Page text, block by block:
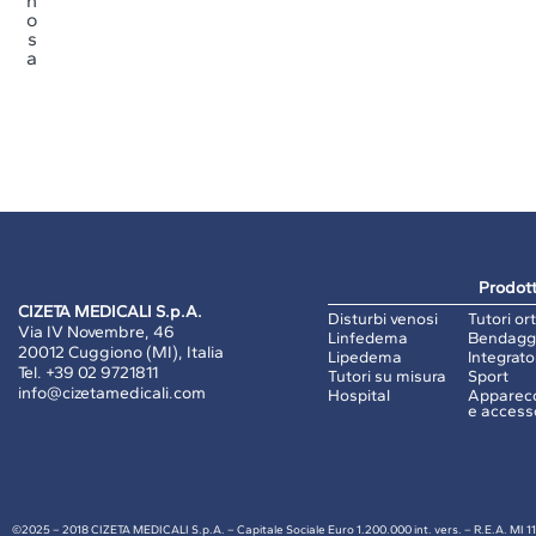
o
s
a
CIZETA MEDICALI S.p.A.
Via IV Novembre, 46
20012 Cuggiono (MI), Italia
Tel. +39 02 9721811
info@cizetamedicali.com
Disturbi venosi
Linfedema
Lipedema
Tutori su misura
Hospital
Tutori
Sport
e
©2025 – 2018 CIZETA MEDICALI S.p.A. – Capitale Sociale Euro 1.200.000 int. vers. – R.E.A. MI